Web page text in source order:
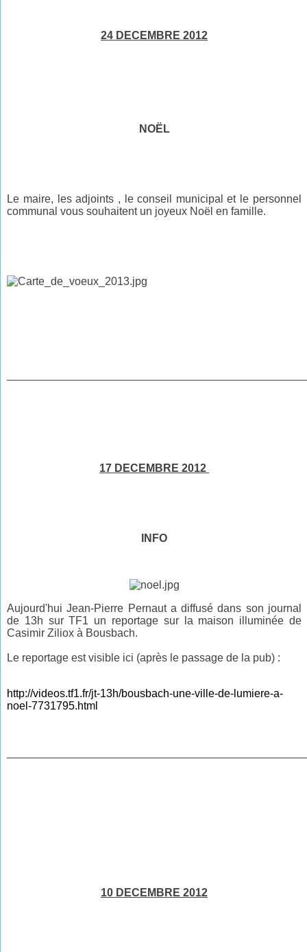
24 DECEMBRE 2012
NOËL
Le maire, les adjoints , le conseil municipal et le personnel
communal vous souhaitent un joyeux Noël en famille.
17 DECEMBRE 2012
INFO
Aujourd'hui Jean-Pierre Pernaut a diffusé dans son journal
de 13h surTF1 un reportage sur la maison illuminée de
Casimir Ziliox à Bousbach.
Le reportage est visible ici (après le passage de la pub) :
http://videos.tf1.fr/jt-13h/bousbach-une-ville-de-lumiere-a-
noel-7731795.html
10 DECEMBRE 2012